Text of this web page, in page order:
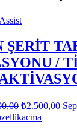
ŞERİT
/
Orijinal
fiyat:
₺2.500,00Şu